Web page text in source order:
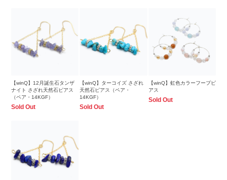
【winQ】12月誕生石タンザ
ナイト さざれ天然石ピアス
（ペア・14KGF）
Sold Out
【winQ】ターコイズ さざれ
天然石ピアス（ペア・
14KGF）
Sold Out
【winQ】虹色カラーフープピ
アス
Sold Out